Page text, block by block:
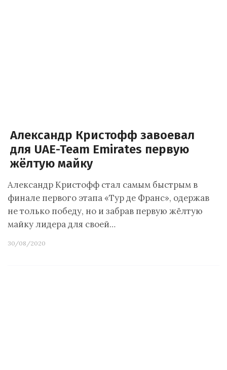
Александр Кристофф завоевал
для UAE-Team Emirates первую
жёлтую майку
Александр Кристофф стал самым быстрым в
финале первого этапа «Тур де Франс», одержав
не только победу, но и забрав первую жёлтую
майку лидера для своей…
30/08/2020